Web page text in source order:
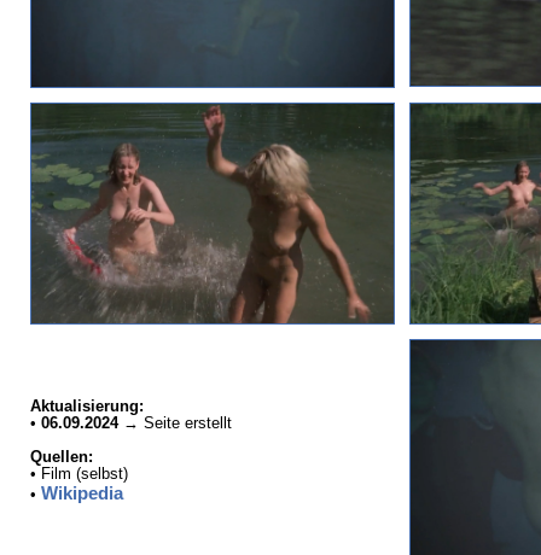
Aktualisierung:
• 06.09.2024→ Seite erstellt
Quellen:
• Film (selbst)
• Wikipedia